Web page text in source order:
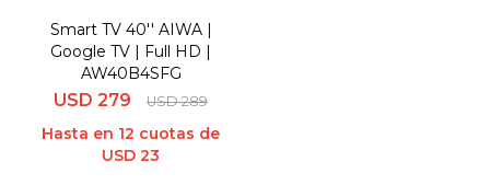
Smart TV 40'' AIWA |
Google TV | Full HD |
AW40B4SFG
USD 279 USD 289
Hasta en 12 cuotas de
USD 23